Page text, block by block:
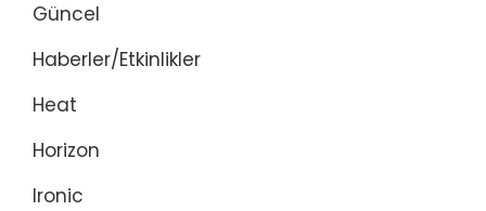
Güncel
Haberler/Etkinlikler
Heat
Horizon
Ironic